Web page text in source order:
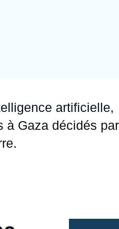
artificielle,
à Gaza décidés par